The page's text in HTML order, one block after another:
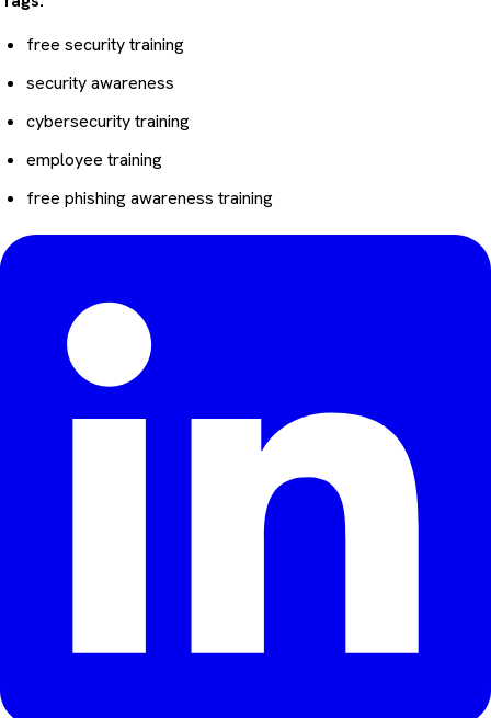
free security training
security awareness
cybersecurity training
employee training
free phishing awareness training